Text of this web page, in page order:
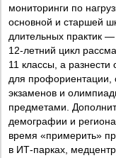
мониторинги по
основной и старшей
длительных практик
12-летний цикл
11 классы, а
для профориентации,
экзаменов и
предметами.
демографии и
время «примерить»
в ИТ-парках,